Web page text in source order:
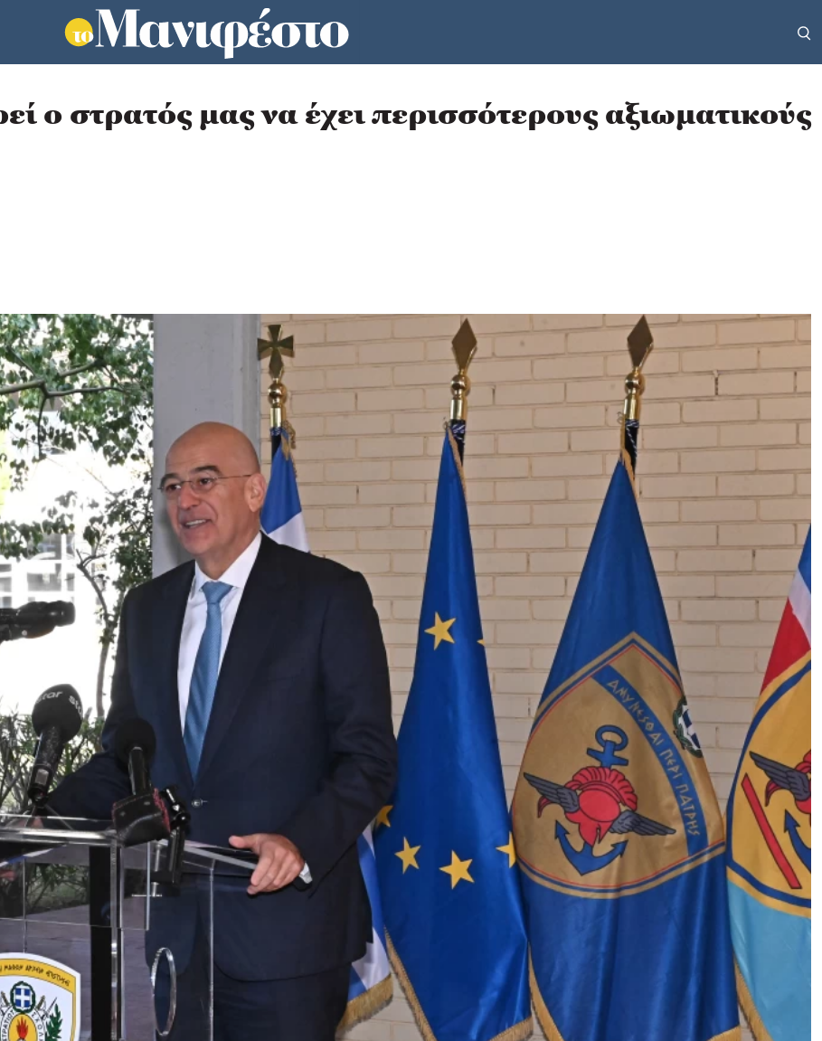
ο στρατός μας να έχει περισσότερους αξιωματικούς